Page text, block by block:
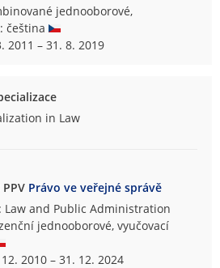
jednooborové,
čeština
2011 – 31. 8. 2019
in Law
PPV Právo ve veřejné správě
Law and Public Administration
jednooborové, vyučovací
2010 – 31. 12. 2024